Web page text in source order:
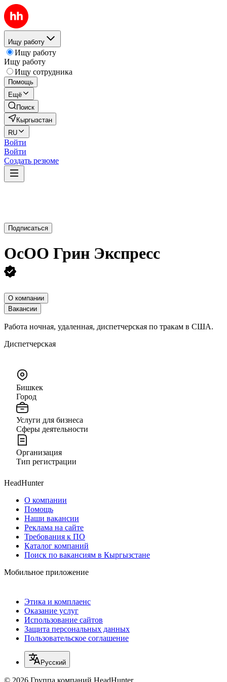
Ищу работу
Ищу работу
Ищу работу
Ищу сотрудника
Помощь
Ещё
Поиск
Кыргызстан
RU
Войти
Войти
Создать резюме
Подписаться
ОсОО Грин Экспресс
О компании
Вакансии
Работа ночная, удаленная, диспетчерская по тракам в США.
Диспетчерская
Бишкек
Город
Услуги для бизнеса
Сферы деятельности
Организация
Тип регистрации
HeadHunter
О компании
Помощь
Наши вакансии
Реклама на сайте
Требования к ПО
Каталог компаний
Поиск по вакансиям в Кыргызстане
Мобильное приложение
Этика и комплаенс
Оказание услуг
Использование сайтов
Защита персональных данных
Пользовательское соглашение
Русский
© 2026 Группа компаний HeadHunter